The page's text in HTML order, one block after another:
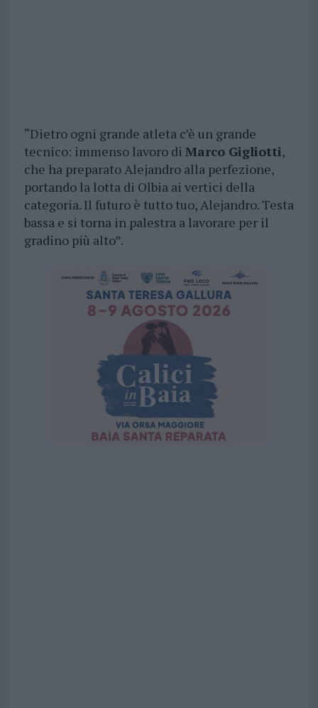
“Dietro ogni grande atleta c’è un grande
tecnico: immenso lavoro di Marco Gigliotti,
che ha preparato Alejandro alla perfezione,
portando la lotta di Olbia ai vertici della
categoria. Il futuro è tutto tuo, Alejandro. Testa
bassa e si torna in palestra a lavorare per il
gradino più alto”.